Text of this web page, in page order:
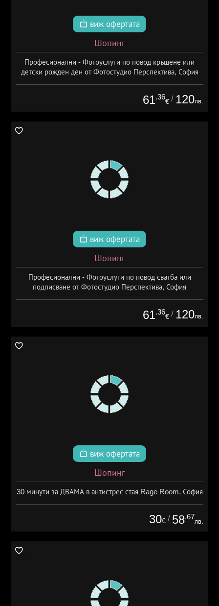
виж офертата
Шопинг
Професионални - Фотоуслуги по повод кръщене или
детски рожден ден от Фотостудио Перспектива, София
61.36
€ / 120лв.
виж офертата
Шопинг
Професионални - Фотоуслуги по повод сватба или
подписване от Фотостудио Перспектива, София
61.36
€ / 120лв.
виж офертата
Шопинг
30 минути за ДВАМА в антистрес стая Rage Room, София
30€ / 58.67
лв.